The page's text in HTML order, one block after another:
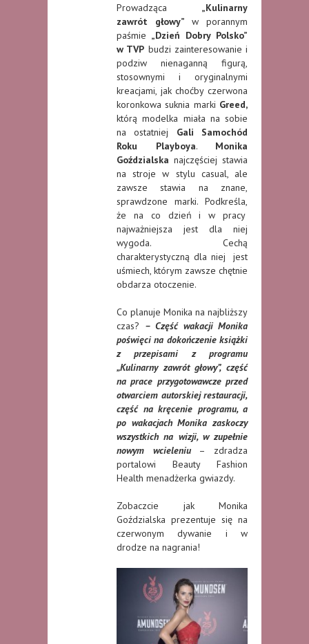
Prowadząca „Kulinarny
zawrót głowy” w porannym
paśmie „Dzień Dobry Polsko”
w TVP budzi zainteresowanie i
podziw nienaganną figurą,
stosownymi i oryginalnymi
kreacjami, jak choćby czerwona
koronkowa suknia marki Greed,
którą modelka miała na sobie
na ostatniej Gali Samochód
Roku Playboya. Monika
Goździalska najczęściej stawia
na stroje w stylu casual, ale
zawsze stawia na znane,
sprawdzone marki. Podkreśla,
że na co dzień i w pracy
najważniejsza jest dla niej
wygoda. Cechą
charakterystyczną dla niej jest
uśmiech, którym zawsze chętnie
obdarza otoczenie.
Co planuje Monika na najbliższy
czas? – Część wakacji Monika
poświęci na dokończenie książki
z przepisami z programu
„Kulinarny zawrót głowy”, część
na prace przygotowawcze przed
otwarciem autorskiej restauracji,
część na kręcenie programu, a
po wakacjach Monika zaskoczy
wszystkich na wizji, w zupełnie
nowym wcieleniu– zdradza
portalowi Beauty Fashion
Health menadżerka gwiazdy.
Zobaczcie jak Monika
Goździalska prezentuje się na
czerwonym dywanie i w
drodze na nagrania!